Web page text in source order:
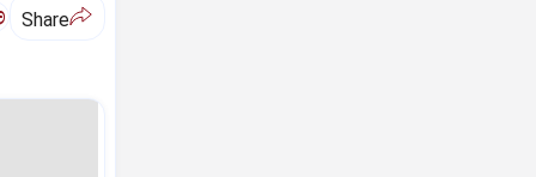
Share